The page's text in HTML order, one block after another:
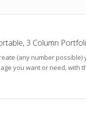
3 Column
(any number
you want or need,